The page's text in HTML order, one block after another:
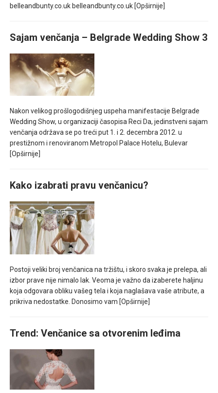
belleandbunty.co.uk belleandbunty.co.uk [Opširnije]
Sajam venčanja – Belgrade Wedding Show 3
Nakon velikog prošlogodišnjeg uspeha manifestacije Belgrade
Wedding Show, u organizaciji časopisa Reci Da, jedinstveni sajam
venčanja održava se po treći put 1. i 2. decembra 2012. u
prestižnom i renoviranom Metropol Palace Hotelu, Bulevar
[Opširnije]
Kako izabrati pravu venčanicu?
Postoji veliki broj venčanica na tržištu, i skoro svaka je prelepa, ali
izbor prave nije nimalo lak. Veoma je važno da izaberete haljinu
koja odgovara obliku vašeg tela i koja naglašava vaše atribute, a
prikriva nedostatke. Donosimo vam [Opširnije]
Trend: Venčanice sa otvorenim leđima